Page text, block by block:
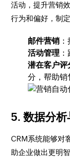
活动，提升营销
行为和偏好，制
邮件营销
活动管理
潜在客户评
分，帮助销
5.数据分析
CRM系统能够对
助企业做出更明智